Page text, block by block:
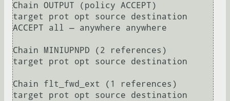
Chain OUTPUT (policy ACCEPT)
target prot opt source destination
ACCEPT all — anywhere anywhere
Chain MINIUPNPD (2 references)
target prot opt source destination
Chain flt_fwd_ext (1 references)
target prot opt source destination